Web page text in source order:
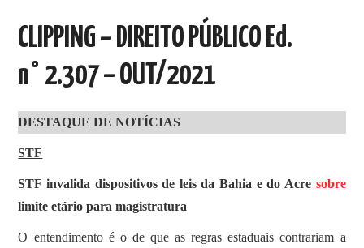
ARTIGOS, COMENTÁRIOS E PONTOS
DE VISTA
CLIPPING’S
SOBRE
CLIPPING – DIREITO PÚBLICO Ed.
n° 2.307 – OUT/2021
DESTAQUE DE NOTÍCIAS
STF
STF invalida dispositivos de leis da Bahia e do Acre sobre
limite etário para magistratura
O entendimento é o de que as regras estaduais contrariam a